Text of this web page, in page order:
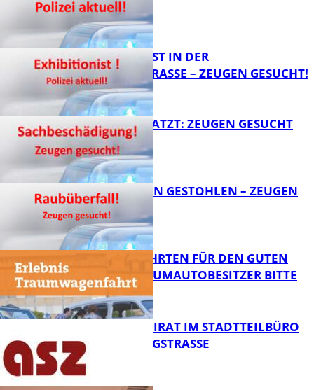
EXHIBITIONIST IN DER
VELMANNSTRASSE – ZEUGEN GESUCHT!
AUTO ZERKRATZT: ZEUGEN GESUCHT
FB News
TEURE KETTEN GESTOHLEN – ZEUGEN
GESUCHT!
FB News
SPENDENFAHRTEN FÜR DEN GUTEN
ZWECK – TRAUMAUTOBESITZER BITTE
MELDEN!
SENIORENBEIRAT IM STADTTEILBÜRO
IN DER KÖNIGSTRASSE